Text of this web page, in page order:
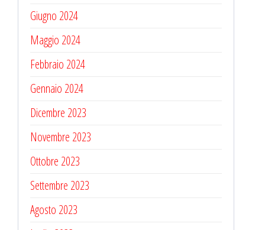
Giugno 2024
Maggio 2024
Febbraio 2024
Gennaio 2024
Dicembre 2023
Novembre 2023
Ottobre 2023
Settembre 2023
Agosto 2023